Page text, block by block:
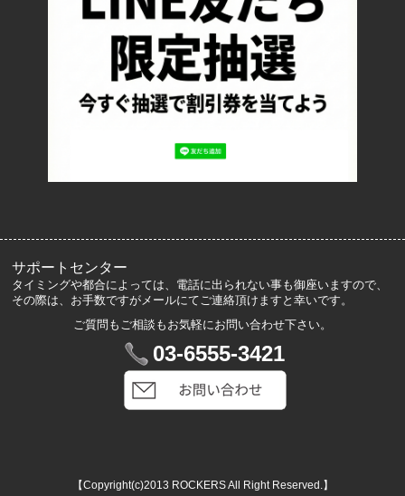
お支払い方法について
特定商取引法に基づく表記
プライバシーポリシー
ロッカーズについて
サポートセンター
タイミングや都合によっては、電話に出られない事も御座いますので、
その際は、お手数ですがメールにてご連絡頂けますと幸いです。
ご質問もご相談もお気軽にお問い合わせ下さい。
03-6555-3421
【Copyright(c)2013 ROCKERS All Right Reserved.】